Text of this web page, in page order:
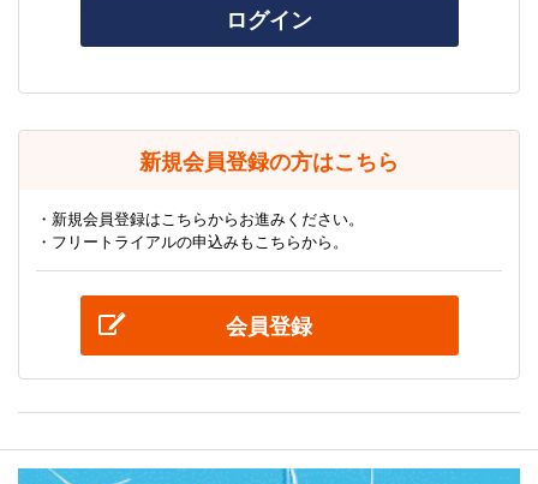
ログイン
新規会員登録の方はこちら
・新規会員登録はこちらからお進みください。
・フリートライアルの申込みもこちらから。
会員登録